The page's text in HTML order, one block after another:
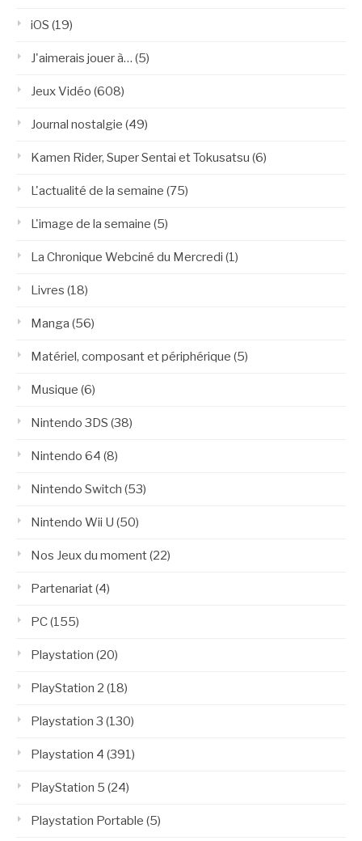
iOS (19)
J'aimerais jouer à… (5)
Jeux Vidéo (608)
Journal nostalgie (49)
Kamen Rider, Super Sentai et Tokusatsu (6)
L'actualité de la semaine (75)
L'image de la semaine (5)
La Chronique Webciné du Mercredi (1)
Livres (18)
Manga (56)
Matériel, composant et périphérique (5)
Musique (6)
Nintendo 3DS (38)
Nintendo 64 (8)
Nintendo Switch (53)
Nintendo Wii U (50)
Nos Jeux du moment(22)
Partenariat(4)
PC(155)
Playstation (20)
PlayStation 2 (18)
Playstation 3 (130)
Playstation 4 (391)
PlayStation 5 (24)
Playstation Portable (5)